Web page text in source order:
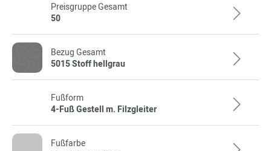
Preisgruppe Gesamt
50
Bezug Gesamt
5015 Stoff hellgrau
Fußform
4-Fuß Gestell m. Filzgleiter
Fußfarbe